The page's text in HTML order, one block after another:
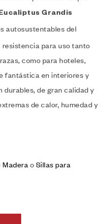
Grandis
autosustentables del
resistencia para uso tanto
como para hoteles,
fantástica en interiores y
durables, de gran calidad y
de calor, humedad y
Madera o Sillas para